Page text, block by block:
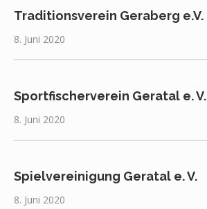
Traditionsverein Geraberg e.V.
8. Juni 2020
Sportfischerverein Geratal e. V.
8. Juni 2020
Spielvereinigung Geratal e. V.
8. Juni 2020